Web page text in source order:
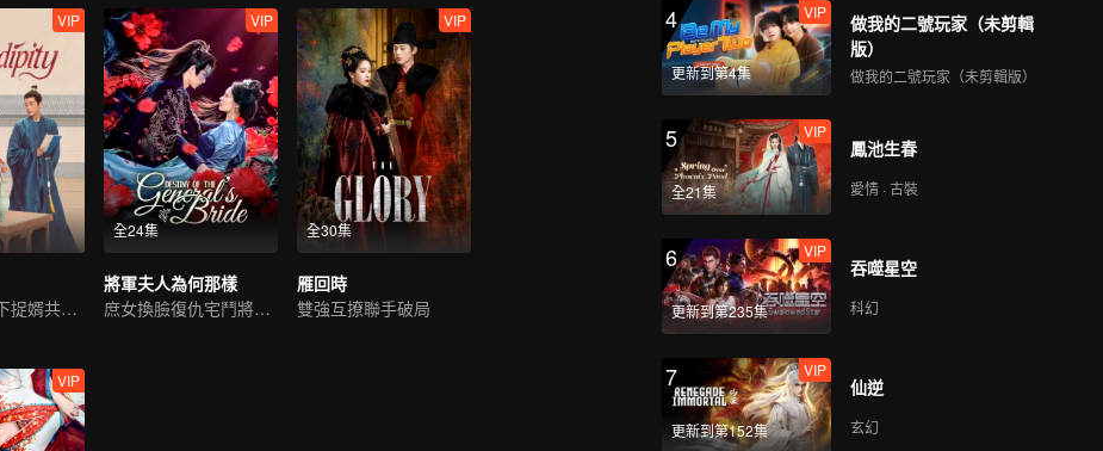
VIP
落魄千金榜下捉婿共翻案
全24集
VIP
將軍夫人為何那樣
庶女換臉復仇宅鬥將軍府
全30集
VIP
雁回時
雙強互撩聯手破局
VIP
4
更新到第4集
VIP
做我的二號玩家（未剪輯
版）
做我的二號玩家（未剪輯版）
5
全21集
VIP
鳳池生春
愛情 · 古裝
6
更新到第235集
VIP
吞噬星空
科幻
7
更新到第152集
VIP
仙逆
玄幻